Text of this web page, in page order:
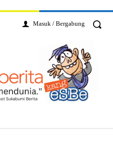
Masuk / Bergabung